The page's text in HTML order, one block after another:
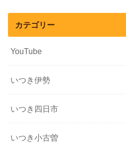
カテゴリー
YouTube
いつき伊勢
いつき四日市
いつき小古曽